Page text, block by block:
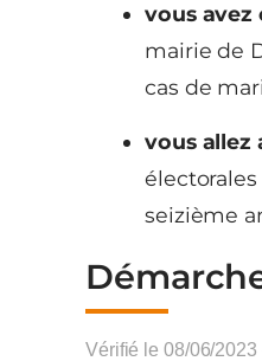
vous avez
mairie de
cas de
vous allez
seizième
Vérifié le 08/06/